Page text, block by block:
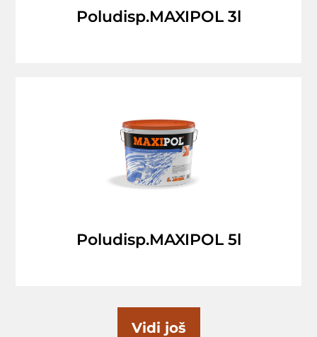
Poludisp.MAXIPOL 3l
Poludisp.MAXIPOL 5l
Vidi još